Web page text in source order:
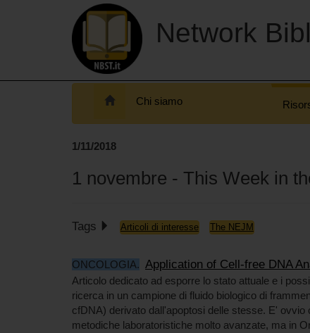
Network
Chi siamo
1/11/2018
1 novembre - This Week in
Tags Articoli di interesse The NEJM
ONCOLOGIA. Application of Cell-free DNA
Articolo dedicato ad esporre lo stato attuale e i
ricerca in un campione di fluido biologico di
cfDNA) derivato dall'apoptosi delle stesse. E'
metodiche laboratoristiche molto avanzate, ma in